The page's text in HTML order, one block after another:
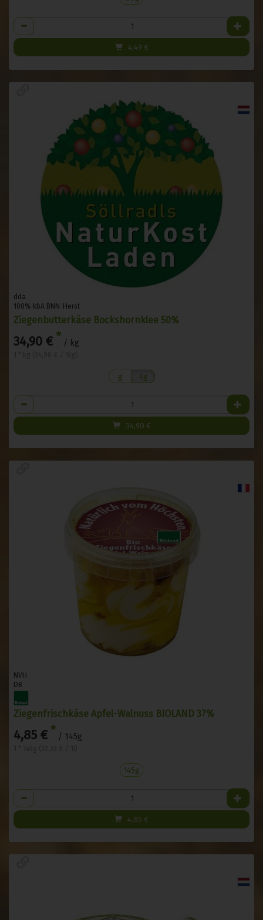
Anzahl
4,49 €
dda
100% kbA BNN-Herst
Ziegenbutterkäse Bockshornklee 50%
34,90 € * / kg
g Kg
Anzahl
34,90 €
NVH
DB
Ziegenfrischkäse Apfel-Walnuss BIOLAND 37%
4,85 € * / 145g
145g
Anzahl
4,85 €